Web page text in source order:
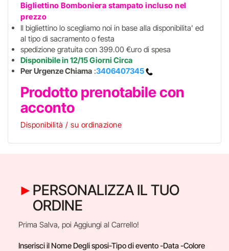
Bigliettino Bomboniera stampato incluso nel
prezzo
Il bigliettino lo scegliamo noi in base alla disponibilita' ed
al tipo di sacramento o festa
spedizione gratuita con 399.00 €uro di spesa
Disponibile in 12/15 Giorni Circa
Per Urgenze Chiama :3406407345
Prodotto prenotabile con
acconto
Disponibilità / su ordinazione
PERSONALIZZA IL TUO
ORDINE
Prima Salva, poi Aggiungi al Carrello!
Inserisci il Nome Degli sposi-Tipo di evento -Data -Colore